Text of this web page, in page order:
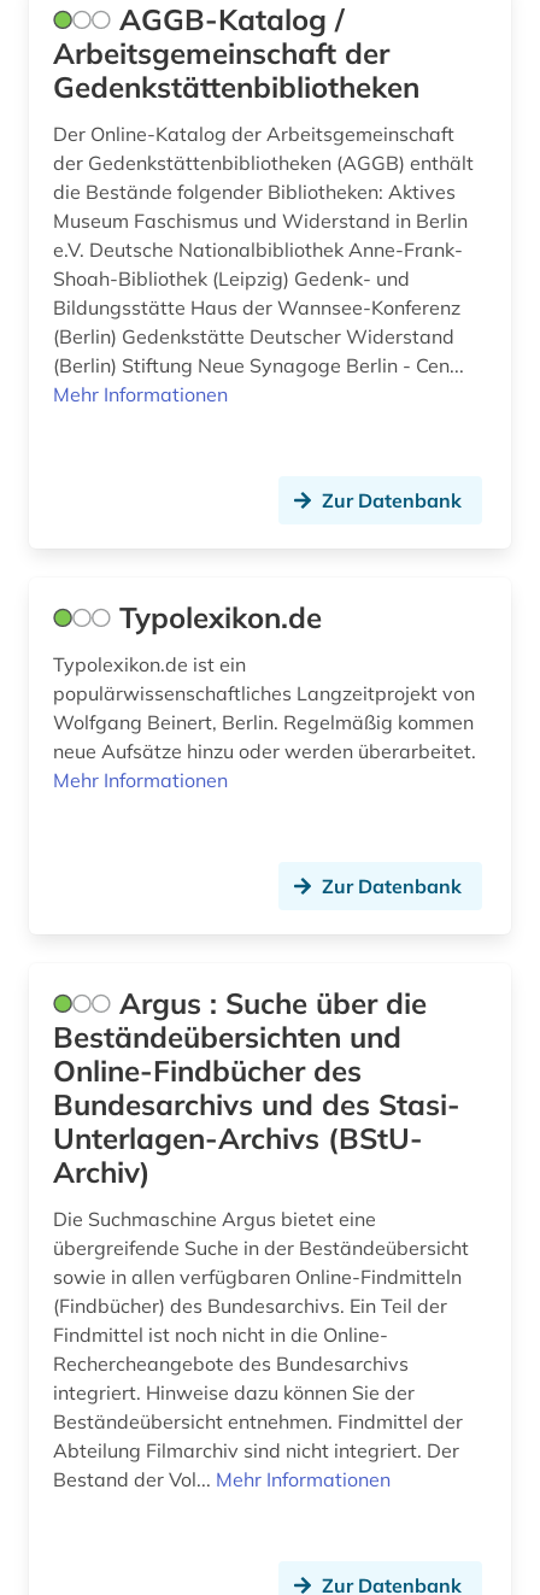
semantik (1)
siebzehnter juni (1)
sorben (1)
sowjetunion (2)
sozialdemokratie (1)
sozialismus (1)
sperrgebiet (1)
stiftung schloss friedenstein gotha (1)
student (1)
universität <rostock> (1)
universität bützow (1)
vergangenheitsbewältigung (1)
verlust (1)
verwaltungswissenschaft (1)
victor klemperer (1)
video (2)
volkskunde (1)
waldhof am bogensee (wandlitz) (1)
wandlitz (1)
warenzeichen (1)
weblog (1)
website (15)
westeuropäischen typographie (1)
AGGB-Katalog /
Arbeitsgemeinschaft der
Gedenkstättenbibliotheken
Der Online-Katalog der Arbeitsgemeinschaft
der Gedenkstättenbibliotheken (AGGB) enthält
die Bestände folgender Bibliotheken: Aktives
Museum Faschismus und Widerstand in Berlin
e.V. Deutsche Nationalbibliothek Anne-Frank-
Shoah-Bibliothek (Leipzig) Gedenk- und
Bildungsstätte Haus der Wannsee-Konferenz
(Berlin) Gedenkstätte Deutscher Widerstand
(Berlin) Stiftung Neue Synagoge Berlin - Cen...
Mehr Informationen
Zur Datenbank
Typolexikon.de
Typolexikon.de ist ein
populärwissenschaftliches Langzeitprojekt von
Wolfgang Beinert, Berlin. Regelmäßig kommen
neue Aufsätze hinzu oder werden überarbeitet.
Mehr Informationen
Zur Datenbank
Argus : Suche über die
Beständeübersichten und
Online-Findbücher des
Bundesarchivs und des Stasi-
Unterlagen-Archivs (BStU-
Archiv)
Die Suchmaschine Argus bietet eine
übergreifende Suche in der Beständeübersicht
sowie in allen verfügbaren Online-Findmitteln
(Findbücher) des Bundesarchivs. Ein Teil der
Findmittel ist noch nicht in die Online-
Rechercheangebote des Bundesarchivs
integriert. Hinweise dazu können Sie der
Beständeübersicht entnehmen. Findmittel der
Abteilung Filmarchiv sind nicht integriert. Der
Bestand der Vol... Mehr Informationen
Zur Datenbank